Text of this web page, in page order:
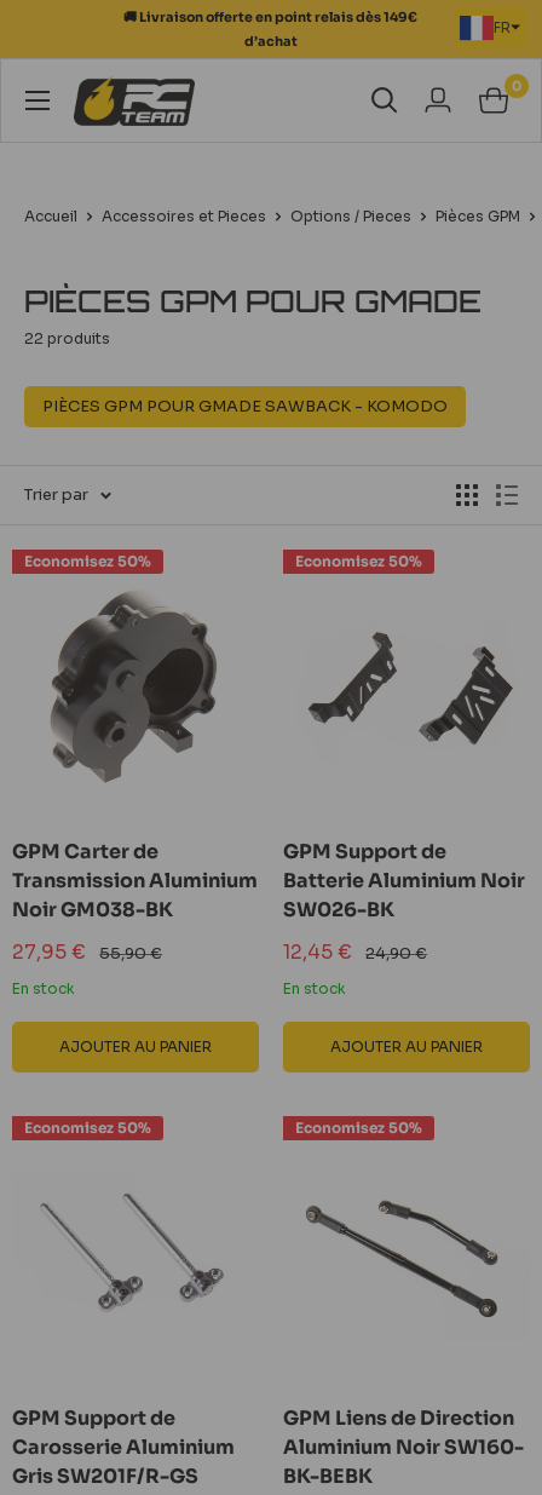
🚚 Livraison offerte en point relais dès 149€
d’achat
FR
RC
Team
0
Accueil Accessoires et Pieces Options / Pieces Pièces GPM
PIÈCES GPM POUR GMADE
22 produits
PIÈCES GPM POUR GMADE SAWBACK - KOMODO
Trier par
Economisez 50%
GPM Carter de
Transmission Aluminium
Noir GM038-BK
Prix
réduit
27,95 € Prix
normal
55,90 €
En stock
AJOUTER AU PANIER
Economisez 50%
GPM Support de
Batterie Aluminium Noir
SW026-BK
Prix
réduit
12,45 € Prix
normal
24,90 €
En stock
AJOUTER AU PANIER
Economisez 50%
GPM Support de
Carosserie Aluminium
Gris SW201F/R-GS
Economisez 50%
GPM Liens de Direction
Aluminium Noir SW160-
BK-BEBK